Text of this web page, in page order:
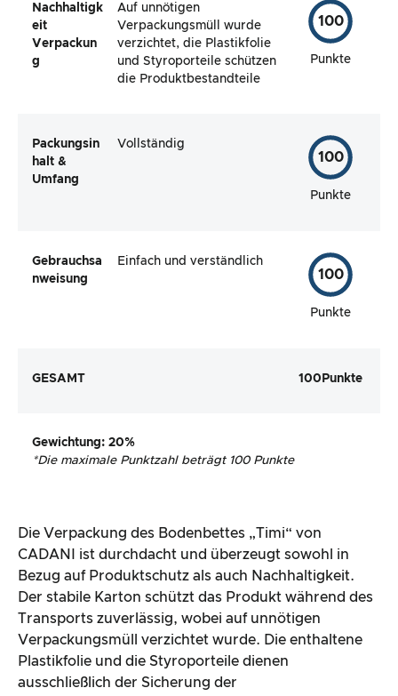
Nachhaltigk
eit
Verpackun
g
Auf unnötigen
Verpackungsmüll wurde
verzichtet, die Plastikfolie
und Styroporteile schützen
die Produktbestandteile
100
Punkte
Packungsin
halt &
Umfang
Vollständig
100
Punkte
Gebrauchsa
nweisung
Einfach und verständlich
100
Punkte
GESAMT 100 Punkte
Gewichtung: 20%
*Die maximale Punktzahl beträgt 100 Punkte
Die Verpackung des Bodenbettes „Timi“ von
CADANI ist durchdacht und überzeugt sowohl in
Bezug auf Produktschutz als auch Nachhaltigkeit.
Der stabile Karton schützt das Produkt während des
Transports zuverlässig, wobei auf unnötigen
Verpackungsmüll verzichtet wurde. Die enthaltene
Plastikfolie und die Styroporteile dienen
ausschließlich der Sicherung der